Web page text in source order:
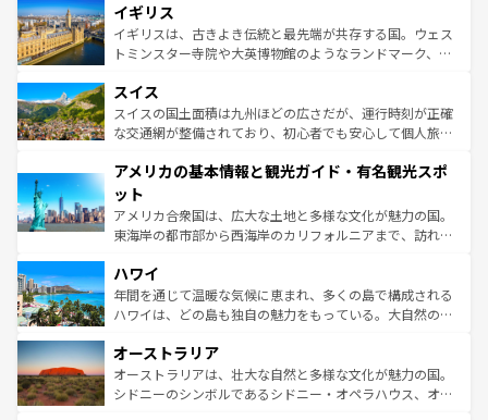
いる。シャンパンの発祥地であるランス、プロヴァンスの
香り高いラベンダー畑など、多彩な楽しみ方が可能だ。さ
らに、パリ以外の地域にも魅力が溢れており、どの街角に
れる地方に足を運ぶとそれぞれで全く異なる文化を体験で
きるだろう。 なお、新着のフランス情報はコンテンツ一覧
を参照してほしい。
顔を持つこの国は、どこを歩いても飽きることがない。ベ
ルリンの文化的活気、バイエルン州のアルプスの絶景、そ
してライン川沿いのワイン畑といった風景は必見。ビール
は、お酒好きな人にはぜひ体験してほしい。 なお、新着の
ドイツ情報はコンテンツ一覧を参照してほしい。
イギリス
イギリスは、古きよき伝統と最先端が共存する国。ウェス
トミンスター寺院や大英博物館のようなランドマーク、歴
リアごとに異なる魅力がある。また、優雅なアフタヌーン
ティー、ビール好きにはたまらない英国パブ、サッカー観
戦など、本場だからこそできる体験も豊富。イギリスを旅
ンツ一覧を参照してほしい。
スイス
スイスの国土面積は九州ほどの広さだが、運行時刻が正確
な交通網が整備されており、初心者でも安心して個人旅行
の建物がそのまま残る町や、スイスならではのユニークな
博物館もあり、アルプス観光だけでなく町歩きも満喫する
ことができる。国民の所得が高いため物価も高いが、旅行
者向けの交通パス提供のサービスもあり、うまく活用すれ
着のスイス情報は
アメリカの基本情報と観光ガイド・有名観光スポ
ット
アメリカ合衆国は、広大な土地と多様な文化が魅力の国。
東海岸の都市部から西海岸のカリフォルニアまで、訪れる
のような巨大都市は、観光、ショッピング、エンターテイ
ンメントが詰まった刺激的なスポットだ。一方、アメリカ
西部には大自然が広がり、グランドキャニオンやイエロー
部のニューオーリンズでは、音楽と美食が融合した独特の
文化が魅力。旅行者はアメリカの各地域で異なる魅力を楽
しみながら、その多様性と豊かな歴史を感じることができ
ハワイ
年間を通じて温暖な気候に恵まれ、多くの島で構成される
ハワイは、どの島も独自の魅力をもっている。大自然の神
ワイ島は見逃せない。また、定番の観光地といえばオアフ
島だが、静かな自然を求めるならマウイ島やカウアイ島が
おすすめ。エメラルドグリーンに輝く海をはじめ、豊かな
オーストラリア
オーストラリアは、壮大な自然と多様な文化が魅力の国。
シドニーのシンボルであるシドニー・オペラハウス、オー